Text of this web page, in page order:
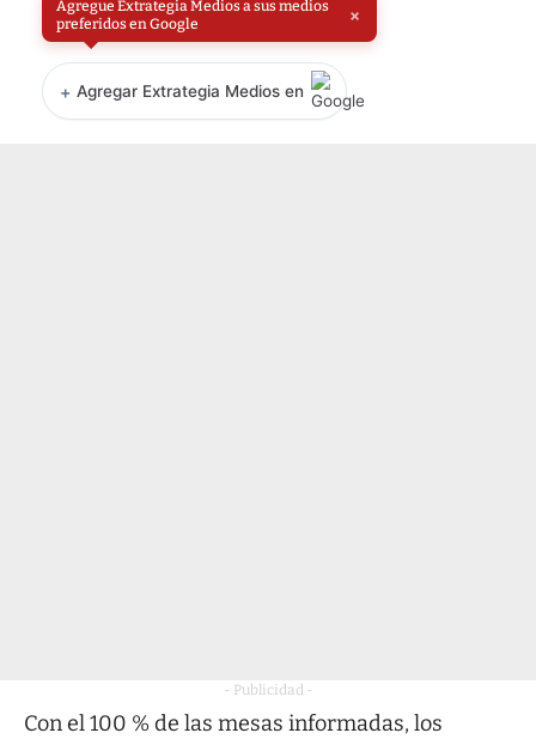
Agregue Extrategia Medios a sus medios
preferidos en Google
×
+ Agregar Extrategia Medios en
- Publicidad -
Con el 100 % de las mesas informadas, los